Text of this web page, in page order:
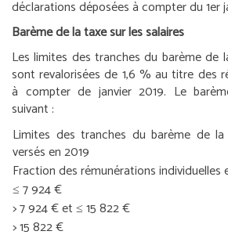
déclarations déposées à compter du 1er
Barème de la taxe sur les salaires
Les limites des tranches du barème de
sont revalorisées de 1,6 % au titre des
à compter de janvier 2019. Le
suivant :
Limites des tranches du barème de
versés en 2019
Fraction des rémunérations individuelles
≤ 7 924 €
> 7 924 € et ≤ 15 822 €
> 15 822 €